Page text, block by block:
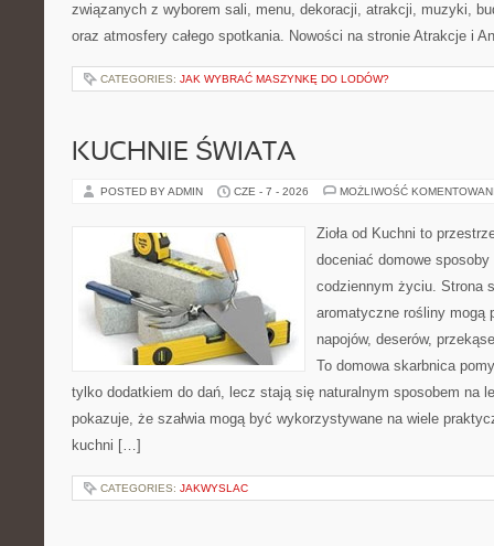
związanych z wyborem sali, menu, dekoracji, atrakcji, muzyki,
oraz atmosfery całego spotkania. Nowości na stronie Atrakcje i
CATEGORIES: JAK WYBRAĆ MASZYNKĘ DO LODÓW?
KUCHNIE ŚWIATA
POSTED BY ADMIN CZE - 7 - 2026 MOŻLIWOŚĆ
Zioła od Kuchni to
doceniać domowe
codziennym życiu. Strona
aromatyczne rośliny mogą
napojów, deserów,
To domowa skarbnica
tylko dodatkiem do dań, lecz stają się naturalnym sposobem na
pokazuje, że szałwia mogą być wykorzystywane na wiele
kuchni […]
CATEGORIES: JAKWYSLAC